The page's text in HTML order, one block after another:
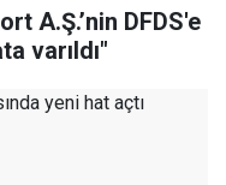
A.Ş.’nin DFDS'e
varıldı"